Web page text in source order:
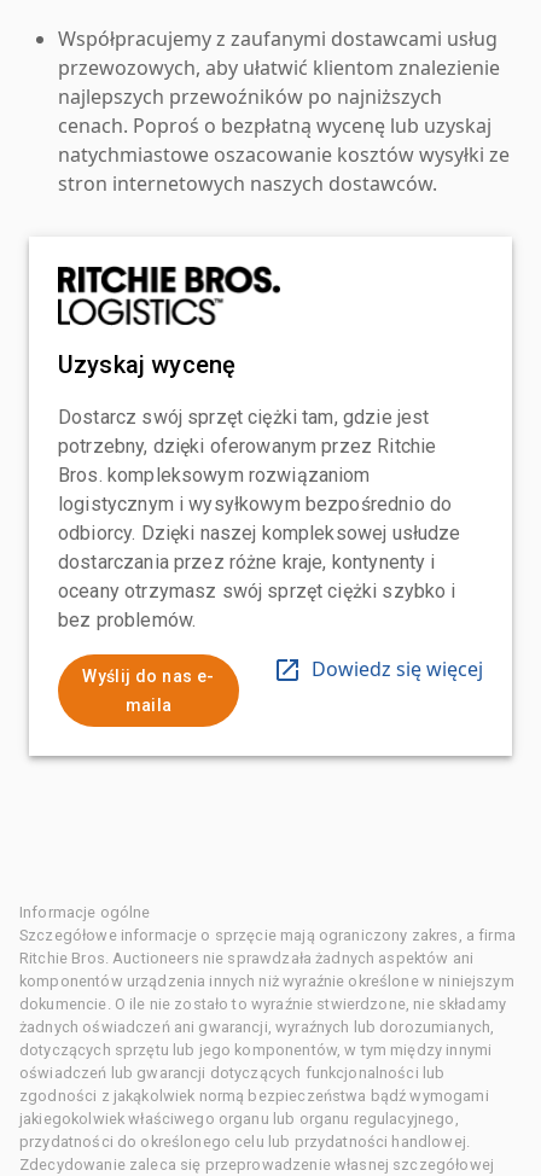
Współpracujemy z zaufanymi dostawcami usług
przewozowych, aby ułatwić klientom znalezienie
najlepszych przewoźników po najniższych
cenach. Poproś o bezpłatną wycenę lub uzyskaj
natychmiastowe oszacowanie kosztów wysyłki ze
stron internetowych naszych dostawców.
Uzyskaj wycenę
Dostarcz swój sprzęt ciężki tam, gdzie jest
potrzebny, dzięki oferowanym przez Ritchie
Bros. kompleksowym rozwiązaniom
logistycznym i wysyłkowym bezpośrednio do
odbiorcy. Dzięki naszej kompleksowej usłudze
dostarczania przez różne kraje, kontynenty i
oceany otrzymasz swój sprzęt ciężki szybko i
bez problemów.
Wyślij do nas e-
maila
Dowiedz się więcej
Informacje ogólne
Szczegółowe informacje o sprzęcie mają ograniczony zakres, a firma
Ritchie Bros. Auctioneers nie sprawdzała żadnych aspektów ani
komponentów urządzenia innych niż wyraźnie określone w niniejszym
dokumencie. O ile nie zostało to wyraźnie stwierdzone, nie składamy
żadnych oświadczeń ani gwarancji, wyraźnych lub dorozumianych,
dotyczących sprzętu lub jego komponentów, w tym między innymi
oświadczeń lub gwarancji dotyczących funkcjonalności lub
zgodności z jakąkolwiek normą bezpieczeństwa bądź wymogami
jakiegokolwiek właściwego organu lub organu regulacyjnego,
przydatności do określonego celu lub przydatności handlowej.
Zdecydowanie zaleca się przeprowadzenie własnej szczegółowej